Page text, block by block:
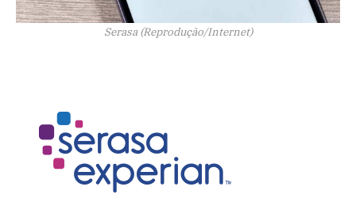
Serasa (Reprodução/Internet)